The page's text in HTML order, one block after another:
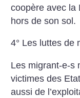
coopère avec la
hors de son sol.
4° Les luttes de
Les migrant-e-s
victimes des
aussi de